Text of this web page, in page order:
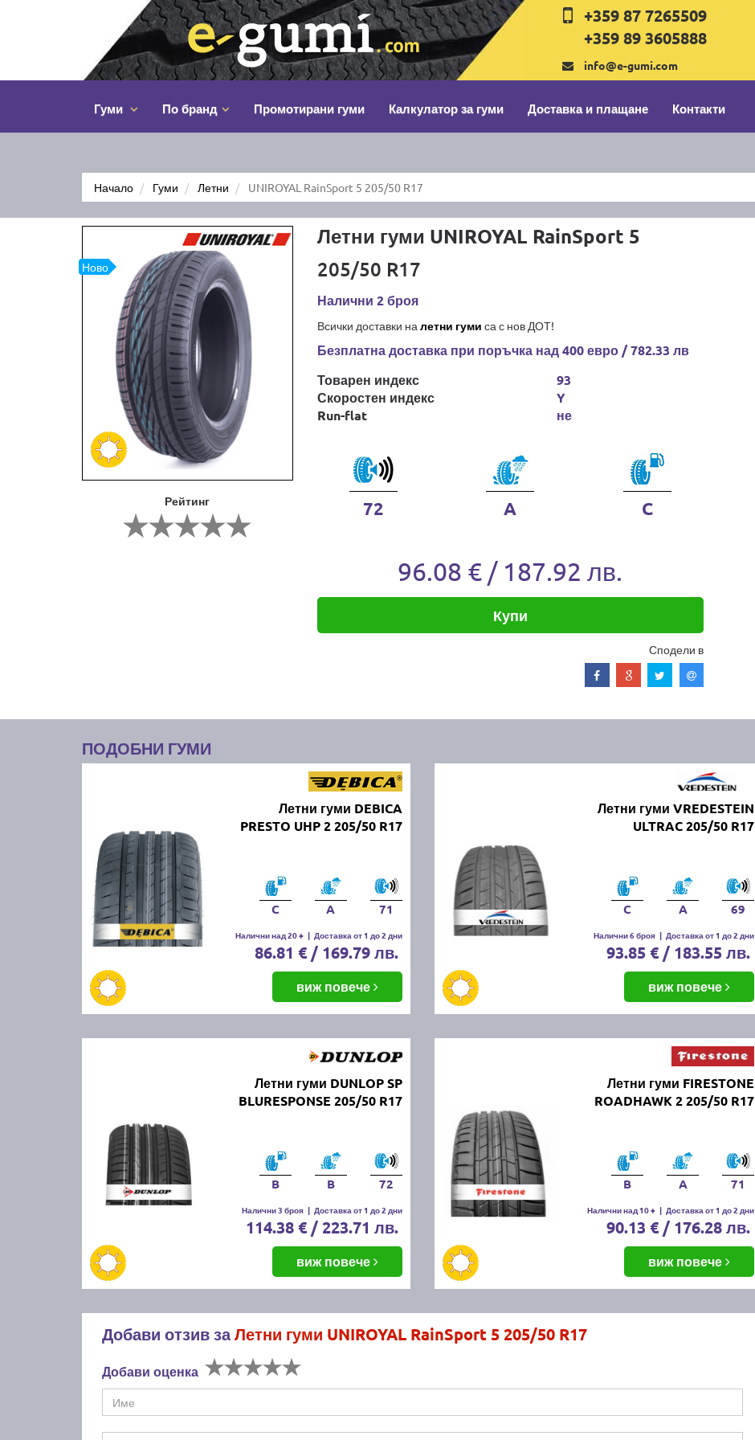
+359 87 7265509
+359 89 3605888
info@e-gumi.com
Гуми По бранд Промотирани гуми Калкулатор за гуми Доставка и плащане Контакти
Начало Гуми Летни UNIROYAL RainSport 5 205/50 R17
Ново
Рейтинг
Летни гуми UNIROYAL RainSport 5
205/50 R17
Налични 2 броя
Всички доставки на летни гуми са с нов ДОТ!
Безплатна доставка при поръчка над 400 евро / 782.33 лв
Товарен индекс
Скоростен индекс
Run-flat
93
Y
не
72 A C
96.08 € / 187.92 лв.
Купи
Сподели в
ПОДОБНИ ГУМИ
Летни гуми DEBICA
PRESTO UHP 2 205/50 R17
C A 71
Налични над 20 + | Доставка от 1 до 2 дни
86.81 € / 169.79 лв.
виж повече
Летни гуми VREDESTEIN
ULTRAC 205/50 R17
C A 69
Налични 6 броя | Доставка от 1 до 2 дни
93.85 € / 183.55 лв.
виж повече
Летни гуми DUNLOP SP
BLURESPONSE 205/50 R17
B B 72
Налични 3 броя | Доставка от 1 до 2 дни
114.38 € / 223.71 лв.
виж повече
Летни гуми FIRESTONE
ROADHAWK 2 205/50 R17
B A 71
Налични над 10 + | Доставка от 1 до 2 дни
90.13 € / 176.28 лв.
виж повече
Добави отзив заЛетни гуми UNIROYAL RainSport 5 205/50 R17
Добави оценка